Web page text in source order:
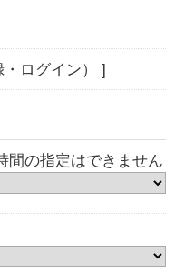
ログイン） ]
間の指定はできません